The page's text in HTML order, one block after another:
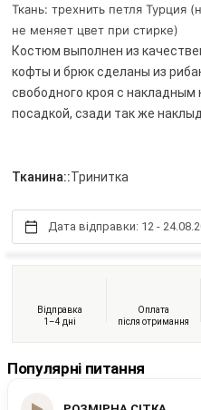
Ткань: трехнить петля Турция
не меняет цвет при стирке)
Костюм выполнен из
кофты и брюк сделаны из
свободного кроя с
посадкой, сзади так же
Тканина::Тринитка
Дата відправки: 12 -
Відправка
1–4 дні
Оплата
після отримання
Популярні питання